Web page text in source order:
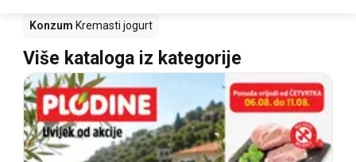
Konzum Kremasti jogurt
Više kataloga iz kategorije